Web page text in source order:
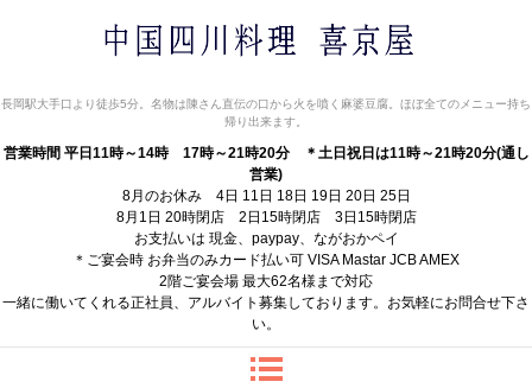
長岡駅大手口より徒歩5分。名物は陳さん直伝の口から火を噴く麻婆豆腐。ほぼ全てのメニュー持ち
帰り出来ます。
営業時間 平日11時～14時 17時～21時20分
＊土日祝日は11時～21時20分(通し
営業)
8月のお休み 4日 11日 18日 19日 20日 25日
8月1日 20時閉店 2日15時閉店 3日15時閉店
お支払いは 現金、paypay、ながおかペイ
＊ご宴会時 お弁当のみカード払い可 VISA Mastar JCB AMEX
2階ご宴会場 最大62名様まで対応
一緒に働いてくれる正社員、アルバイト募集しております。お気軽にお問合せ下さ
い。